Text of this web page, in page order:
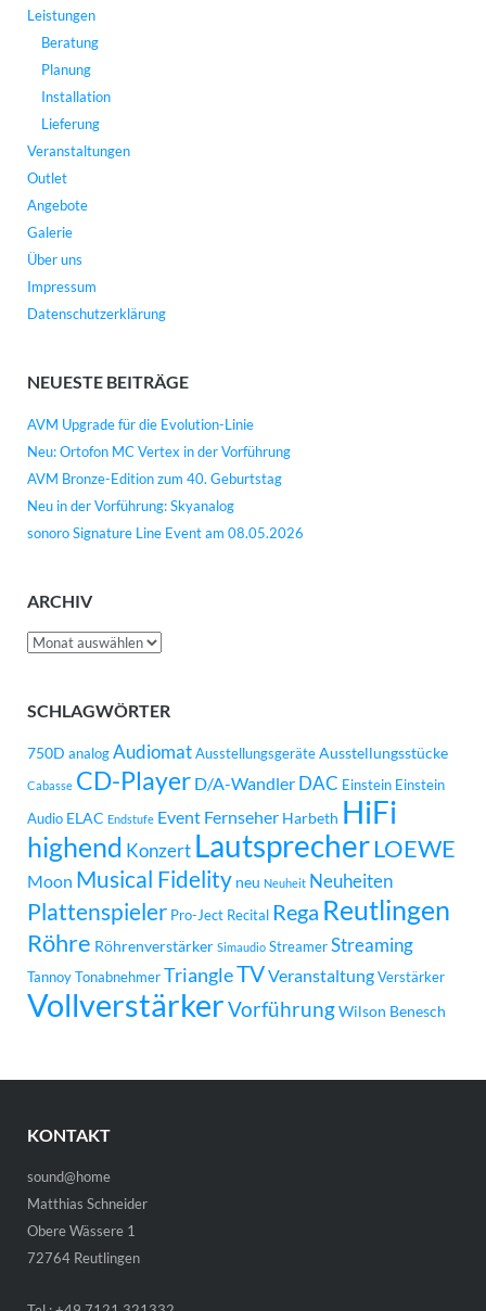
Leistungen
Beratung
Planung
Installation
Lieferung
Veranstaltungen
Outlet
Angebote
Galerie
Über uns
Impressum
Datenschutzerklärung
NEUESTE BEITRÄGE
AVM Upgrade für die Evolution-Linie
Neu: Ortofon MC Vertex in der Vorführung
AVM Bronze-Edition zum 40. Geburtstag
Neu in der Vorführung: Skyanalog
sonoro Signature Line Event am 08.05.2026
ARCHIV
Archiv
SCHLAGWÖRTER
750D analog Audiomat Ausstellungsgeräte Ausstellungsstücke
Cabasse CD-Player D/A-Wandler DAC Einstein Einstein
Audio ELAC Endstufe Event Fernseher Harbeth HiFi
highend Konzert LautsprecherLOEWE
Moon Musical Fidelity neu Neuheit Neuheiten
Plattenspieler Pro-Ject Recital Rega Reutlingen
Röhre Röhrenverstärker Simaudio Streamer Streaming
Tannoy Tonabnehmer TriangleTVVeranstaltung Verstärker
VollverstärkerVorführungWilson Benesch
KONTAKT
sound@home
Matthias Schneider
Obere Wässere 1
72764 Reutlingen